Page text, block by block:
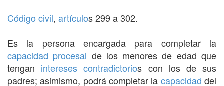
Código civil, artículos 299 a 302.
Es la persona encargada para completar la
capacidad procesal de los menores de edad que
tengan intereses contradictorios con los de sus
padres; asimismo, podrá completar la capacidad del